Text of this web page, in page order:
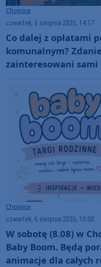
Chojnice
czwartek, 6 sierpnia 2026, 14:17
Co dalej z opłatami
komunalnym?
zainteresowani sami
Chojnice
czwartek, 6 sierpnia 2026, 10:00
W sobotę (8.08) w
Baby Boom. Będą
animacje dla całych